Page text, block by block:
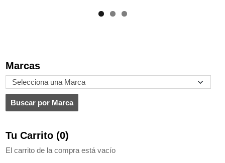
Marcas
Tu Carrito (0)
El carrito de la compra está vacío